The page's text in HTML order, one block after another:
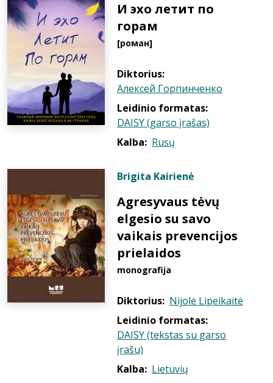
И эхо летит по
горам
[роман]
Diktorius:
Алексей Горпинченко
Leidinio formatas:
DAISY (garso įrašas)
Kalba: Rusų
Brigita Kairienė
Agresyvaus tėvų
elgesio su savo
vaikais prevencijos
prielaidos
monografija
Diktorius: Nijolė Lipeikaitė
Leidinio formatas:
DAISY (tekstas su garso
įrašu)
Kalba: Lietuvių